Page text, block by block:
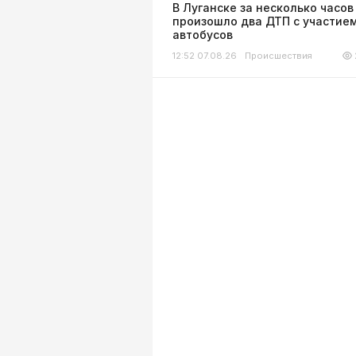
В Луганске за несколько часов
произошло два ДТП с
автобусов
12:52 07.08.26 Происшествия